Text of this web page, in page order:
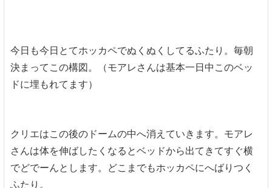
今日も今日とてホッカペでぬくぬくしてるふたり。毎朝
決まってこの構図。（モアレさんは基本一日中このベッ
ドに埋もれてます）
クリエはこの後のドームの中へ消えていきます。モアレ
さんは体を伸ばしたくなるとベッドから出てきてすぐ横
でどでーんとします。どこまでもホッカペにへばりつく
ふたり。